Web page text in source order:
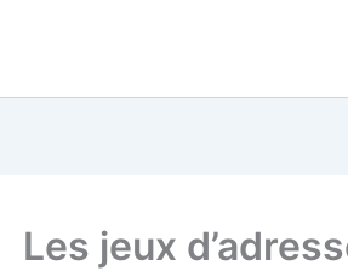
Les jeux